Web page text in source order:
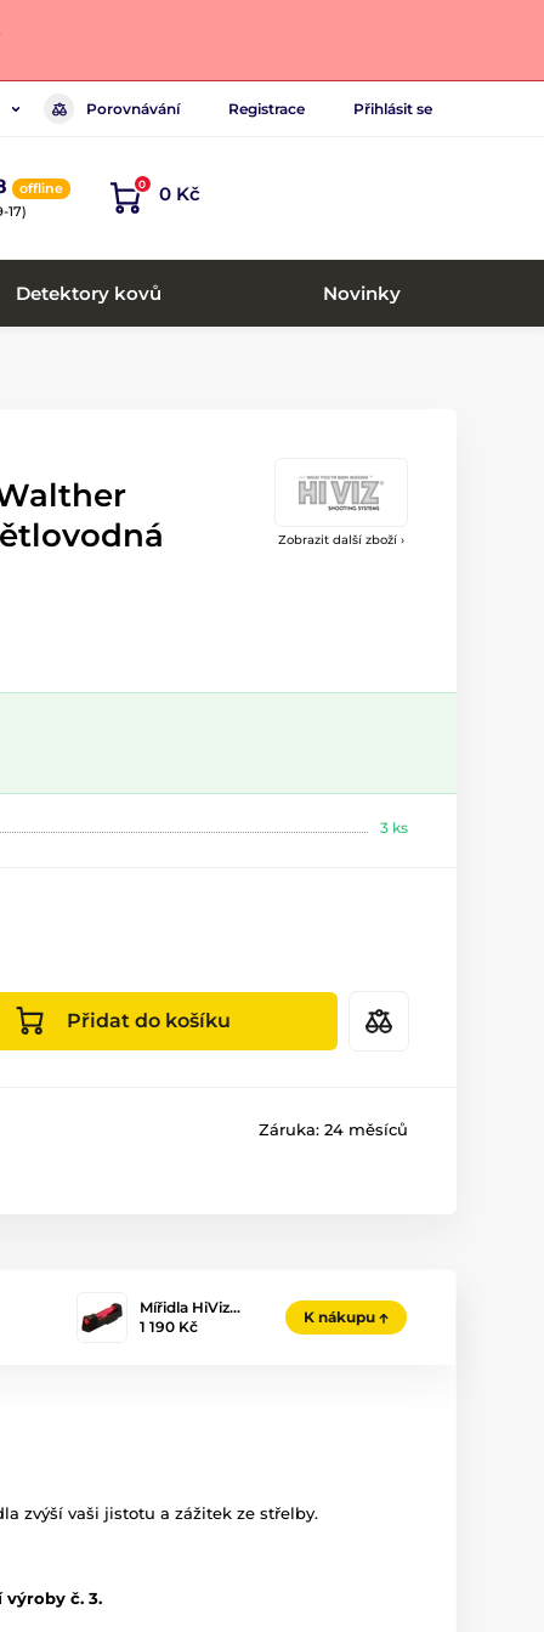
Porovnávání Registrace Přihlásit se
offline
17)
0 0 Kč
Detektory kovů Novinky
Zobrazit další zboží ›
3 ks
Přidat do košíku
Záruka: 24 měsíců
Mířidla HiViz…
1 190 Kč
K nákupu
zvýší vaši jistotu a zážitek ze střelby.
č. 3.